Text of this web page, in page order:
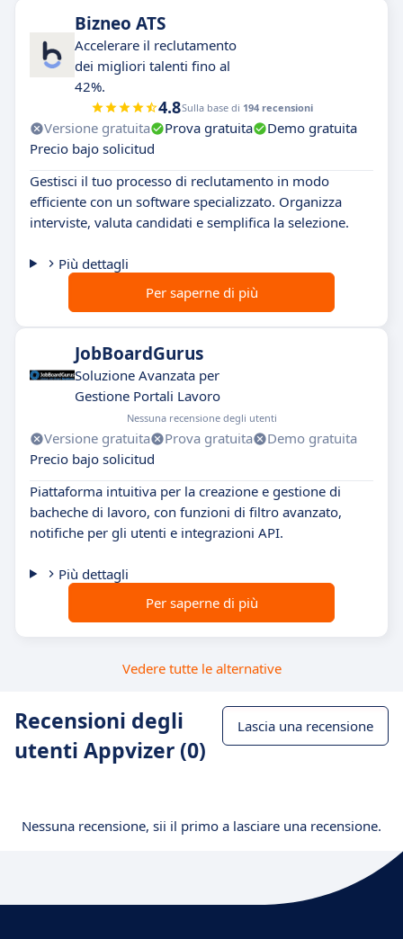
Bizneo ATS
Accelerare il reclutamento
dei migliori talenti fino al
42%.
4.8Sulla base di 194 recensioni
Versione gratuita Prova gratuita
Demo gratuita
Precio bajo solicitud
Gestisci il tuo processo di reclutamento in modo
efficiente con un software specializzato. Organizza
interviste, valuta candidati e semplifica la selezione.
Più dettagli
Per saperne di più
JobBoardGurus
Soluzione Avanzata per
Gestione Portali Lavoro
Nessuna recensione degli utenti
Versione gratuita Prova gratuita
Demo gratuita
Precio bajo solicitud
Piattaforma intuitiva per la creazione e gestione di
bacheche di lavoro, con funzioni di filtro avanzato,
notifiche per gli utenti e integrazioni API.
Più dettagli
Per saperne di più
Vedere tutte le alternative
Recensioni degli
utenti Appvizer (0)
Lascia una recensione
Nessuna recensione, sii il primo a lasciare una recensione.